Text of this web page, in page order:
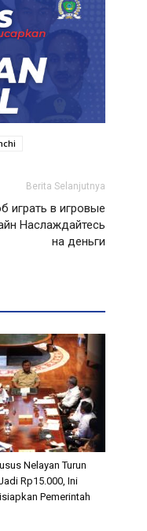
Berita Selanjutnya
играть в игровые
Наслаждайтесь
на деньги
Nelayan Turun
Rp15.000, Ini
Pemerintah